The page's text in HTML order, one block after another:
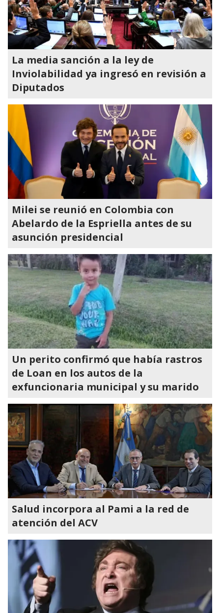
La media sanción a la ley de
Inviolabilidad ya ingresó en revisión a
Diputados
Milei se reunió en Colombia con
Abelardo de la Espriella antes de su
asunción presidencial
Un perito confirmó que había rastros
de Loan en los autos de la
exfuncionaria municipal y su marido
Salud incorpora al Pami a la red de
atención del ACV